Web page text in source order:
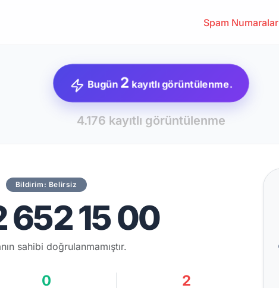
Spam Numaralar
Bugün 2 kayıtlı görüntülenme.
4.176 kayıtlı görüntülenme
Bildirim: Belirsiz
652 15 00
sahibi doğrulanmamıştır.
0 2